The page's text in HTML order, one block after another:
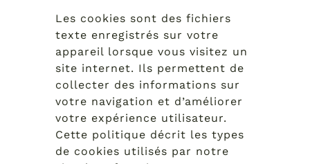
Les cookies sont des fichiers
texte enregistrés sur votre
appareil lorsque vous visitez un
site internet. Ils permettent de
collecter des informations sur
votre navigation et d’améliorer
votre expérience utilisateur.
Cette politique décrit les types
de cookies utilisés par notre